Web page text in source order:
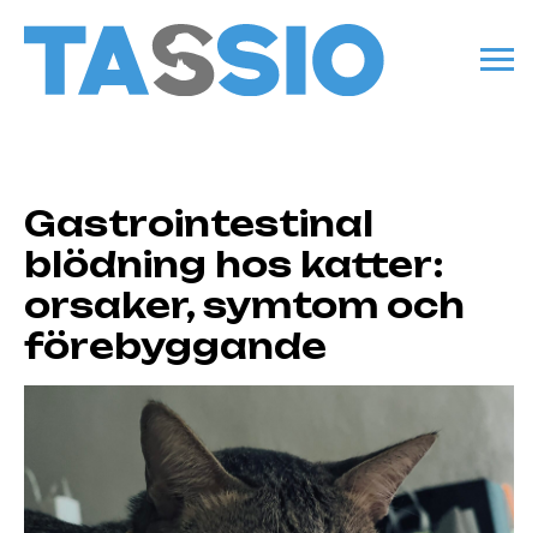
Gastrointestinal
blödning hos katter:
orsaker, symtom och
förebyggande